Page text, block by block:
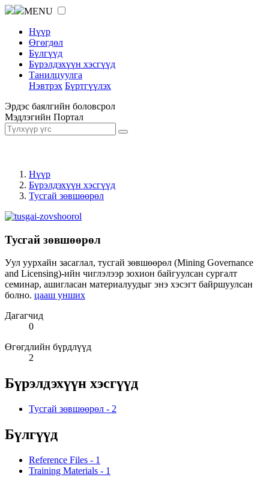
MENU
Нүүр
Өгөгдөл
Бүлгүүд
Бүрэлдэхүүн хэсгүүд
Танилцуулга
Нэвтрэх Бүртгүүлэх
Эрдэс баялгийн боловсрол
Мэдлэгийн Портал
Нүүр
Бүрэлдэхүүн хэсгүүд
Тусгай зөвшөөрөл
Тусгай зөвшөөрөл
Уул уурхайн засаглал, тусгай зөвшөөрөл (Mining Governance
and Licensing)-ийн чиглэлээр зохион байгуулсан сургалт
семинар, ашигласан материалуудыг энэ хэсэгт байршуулсан
болно. цааш унших
Дагагчид
0
Өгөгдлийн бүрдлүүд
2
Бүрэлдэхүүн хэсгүүд
Тусгай зөвшөөрөл - 2
Бүлгүүд
Reference Files - 1
Training Materials - 1